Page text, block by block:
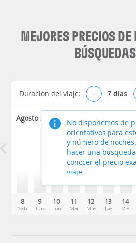
MEJORES PRECIOS
BÚSQUEDAS
Duración del viaje: – 7 días
Agosto 2026
8
Sáb
9
Dom
10
Lun
11
Mar
12
Mié
13
Jue
14
Vie
No disponemos de
orientativos para
y número de
hacer una
conocer el precio
viaje.